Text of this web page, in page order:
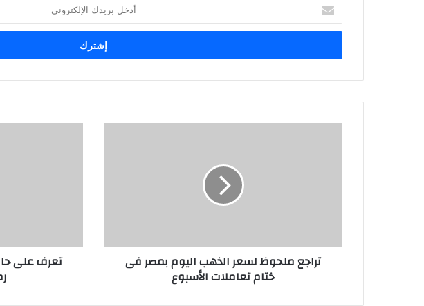
بريدك
الإلكتروني
تراجع ملحوظ لسعر الذهب اليوم بمصر فى
ختام تعاملات الأسبوع
تعرف على